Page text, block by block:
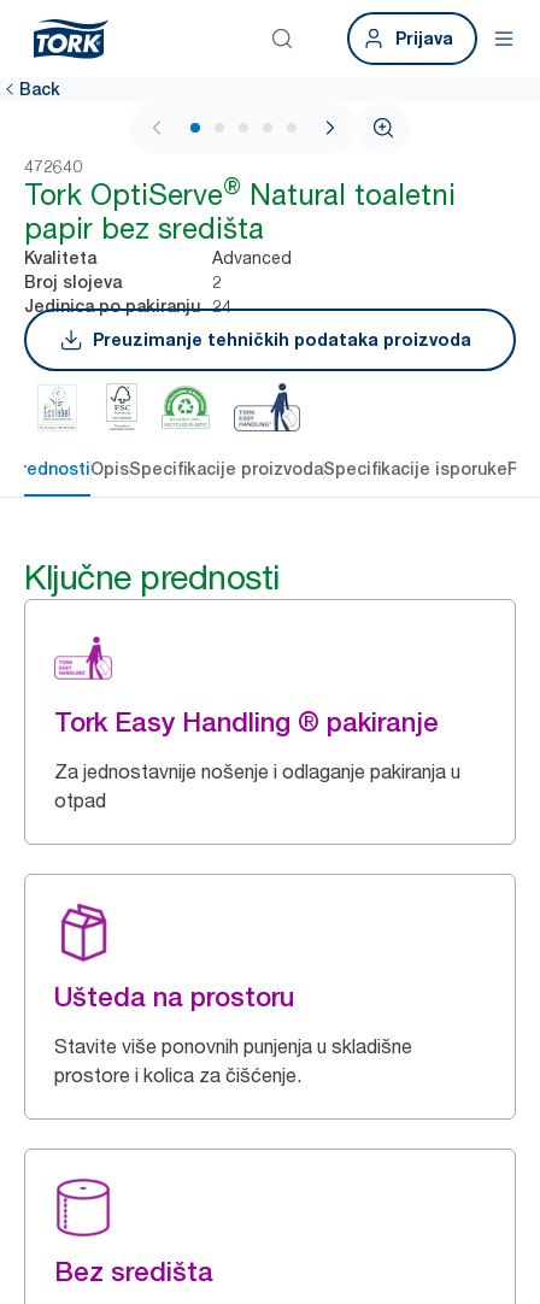
Prijava
Back
1 / 5
472640
Tork OptiServe® Natural toaletni
papir bez središta
Kvaliteta Advanced
Broj slojeva 2
Jedinica po pakiranju
24
Preuzimanje tehničkih podataka proizvoda
prednostiOpisSpecifikacije proizvodaSpecifikacije isporuke
Ključne prednosti
Tork Easy Handling ® pakiranje
Za jednostavnije nošenje i odlaganje pakiranja u
otpad
Ušteda na prostoru
Stavite više ponovnih punjenja u skladišne
prostore i kolica za čišćenje.
Bez središta